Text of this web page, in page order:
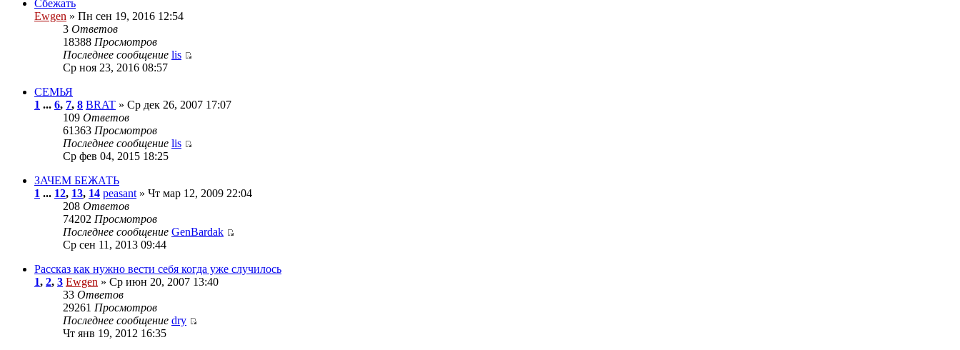
Сбежать
Ewgen » Пн сен 19, 2016 12:54
3 Ответов
18388 Просмотров
Последнее сообщение lis
Ср ноя 23, 2016 08:57
СЕМЬЯ
1 ... 6, 7, 8 BRAT » Ср дек 26, 2007 17:07
109 Ответов
61363 Просмотров
Последнее сообщение lis
Ср фев 04, 2015 18:25
ЗАЧЕМ БЕЖАТЬ
1 ... 12, 13, 14 peasant » Чт мар 12, 2009 22:04
208 Ответов
74202 Просмотров
Последнее сообщение GenBardak
Ср сен 11, 2013 09:44
Рассказ как нужно вести себя когда уже случилось
1, 2, 3 Ewgen » Ср июн 20, 2007 13:40
33 Ответов
29261 Просмотров
Последнее сообщение dry
Чт янв 19, 2012 16:35